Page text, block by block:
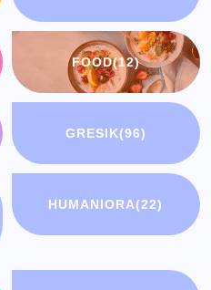
FOOD(12)
GRESIK(96)
HUMANIORA(22)